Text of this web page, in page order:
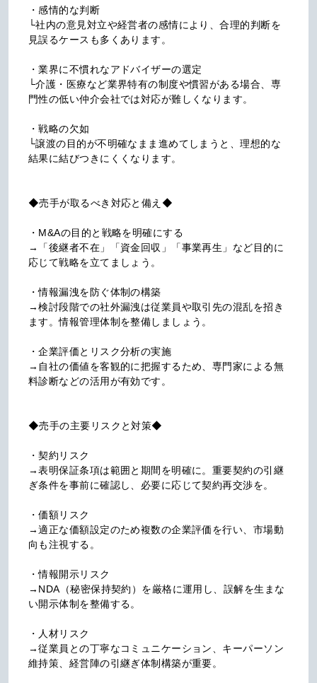
・感情的な判断
└社内の意見対立や経営者の感情により、合理的判断を
見誤るケースも多くあります。
・業界に不慣れなアドバイザーの選定
└介護・医療など業界特有の制度や慣習がある場合、専
門性の低い仲介会社では対応が難しくなります。
・戦略の欠如
└譲渡の目的が不明確なまま進めてしまうと、理想的な
結果に結びつきにくくなります。
◆売手が取るべき対応と備え◆
・M&Aの目的と戦略を明確にする
→「後継者不在」「資金回収」「事業再生」など目的に
応じて戦略を立てましょう。
・情報漏洩を防ぐ体制の構築
→検討段階での社外漏洩は従業員や取引先の混乱を招き
ます。情報管理体制を整備しましょう。
・企業評価とリスク分析の実施
→自社の価値を客観的に把握するため、専門家による無
料診断などの活用が有効です。
◆売手の主要リスクと対策◆
・契約リスク
→表明保証条項は範囲と期間を明確に。重要契約の引継
ぎ条件を事前に確認し、必要に応じて契約再交渉を。
・価額リスク
→適正な価額設定のため複数の企業評価を行い、市場動
向も注視する。
・情報開示リスク
→NDA（秘密保持契約）を厳格に運用し、誤解を生まな
い開示体制を整備する。
・人材リスク
→従業員との丁寧なコミュニケーション、キーパーソン
維持策、経営陣の引継ぎ体制構築が重要。